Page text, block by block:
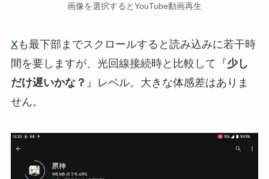
画像を選択するとYouTube動画再生
Xも最下部までスクロールすると読み込みに若干時
間を要しますが、光回線接続時と比較して『少し
だけ遅いかな？ 』レベル。大きな体感差はありま
せん。